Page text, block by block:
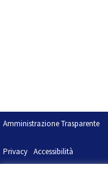
Amministrazione Trasparente
Privacy Accessibilità